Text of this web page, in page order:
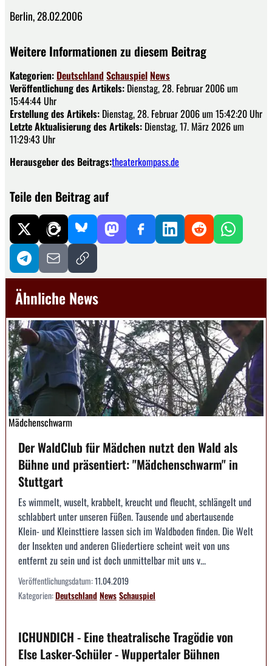
Berlin, 28.02.2006
Weitere Informationen zu diesem Beitrag
Kategorien: Deutschland Schauspiel News
Veröffentlichung des Artikels: Dienstag, 28. Februar 2006 um
15:44:44 Uhr
Erstellung des Artikels: Dienstag, 28. Februar 2006 um 15:42:20 Uhr
Letzte Aktualisierung des Artikels: Dienstag, 17. März 2026 um
11:29:43 Uhr
Herausgeber des Beitrags:theaterkompass.de
Teile den Beitrag auf
Ähnliche News
Mädchenschwarm
Der WaldClub für Mädchen nutzt den Wald als
Bühne und präsentiert: "Mädchenschwarm" in
Stuttgart
Es wimmelt, wuselt, krabbelt, kreucht und fleucht, schlängelt und
schlabbert unter unseren Füßen. Tausende und abertausende
Klein- und Kleinsttiere lassen sich im Waldboden finden. Die Welt
der Insekten und anderen Gliedertiere scheint weit von uns
entfernt zu sein und ist doch unmittelbar mit uns v...
Veröffentlichungsdatum:11.04.2019
Kategorien:DeutschlandNewsSchauspiel
ICHUNDICH - Eine theatralische Tragödie von
Else Lasker-Schüler - Wuppertaler Bühnen